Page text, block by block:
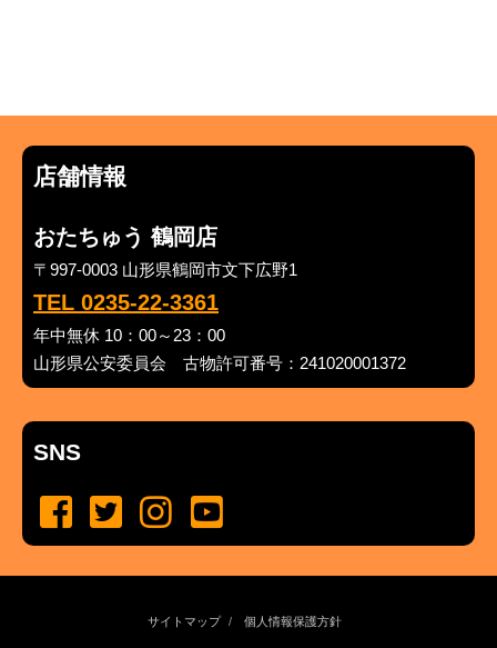
店舗情報
おたちゅう 鶴岡店
〒997-0003 山形県鶴岡市文下広野1
TEL 0235-22-3361
年中無休 10：00～23：00
山形県公安委員会 古物許可番号：241020001372
SNS
サイトマップ 個人情報保護方針